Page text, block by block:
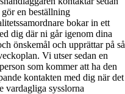
gör en beställning
bokar in ett
dig där ni går igenom dina
önskemål och upprättar på så
Vi utser sedan en
som kommer att ha den
kontakten med dig när det
vardagliga sysslorna